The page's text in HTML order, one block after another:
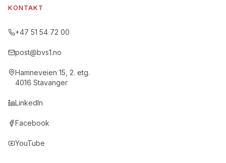
KONTAKT
+47 51 54 72 00
post@bvs1.no
Hamneveien 15, 2. etg.
4016 Stavanger
LinkedIn
Facebook
YouTube